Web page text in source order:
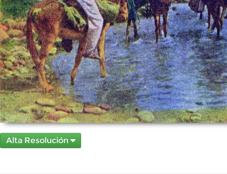
Alta Resolución